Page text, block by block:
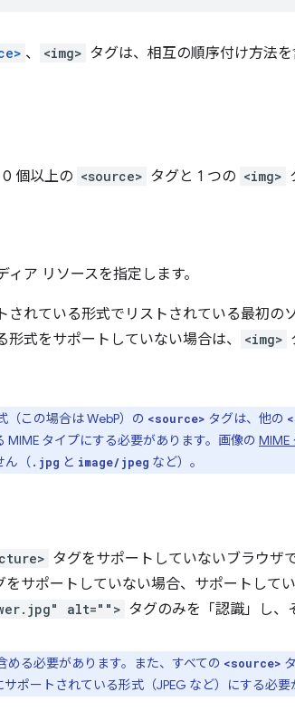
、 <img> タグは、相互の順序付け方法
個以上の <source> タグと 1 つの <img>
ィア リソースを指定します。
されている形式でリストされている最初の
式をサポートしていない場合は、 <img>
（この場合は WebP）の <source> タグは、他の
タイプにする必要があります。画像の MIME
ん（.jpg と image/jpeg など）。
タグをサポートしていないブラウザ
をサポートしていない場合、サポートして
alt=""> タグのみを「認識」し、
める必要があります。また、すべての <source>
ポートされている形式（JPEG など）にする必